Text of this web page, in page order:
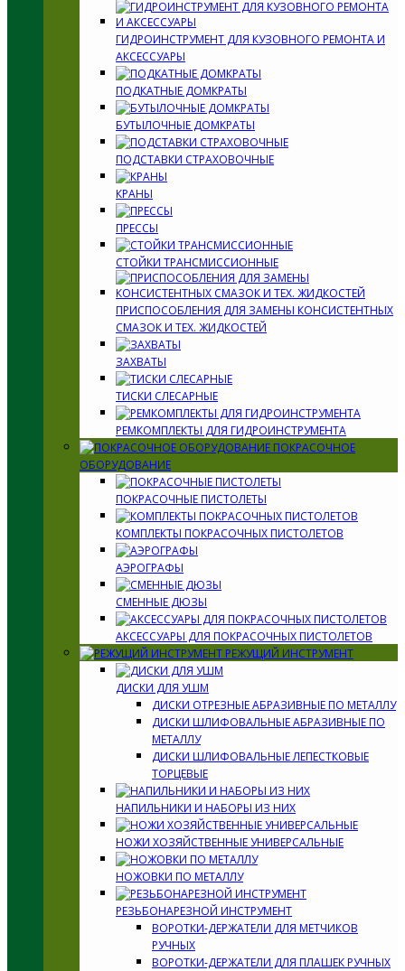
ГИДРОИНСТРУМЕНТ ДЛЯ КУЗОВНОГО РЕМОНТА И
АКСЕССУАРЫ
ПОДКАТНЫЕ ДОМКРАТЫ
БУТЫЛОЧНЫЕ ДОМКРАТЫ
ПОДСТАВКИ СТРАХОВОЧНЫЕ
КРАНЫ
ПРЕССЫ
СТОЙКИ ТРАНСМИССИОННЫЕ
ПРИСПОСОБЛЕНИЯ ДЛЯ ЗАМЕНЫ КОНСИСТЕНТНЫХ
СМАЗОК И ТЕХ. ЖИДКОСТЕЙ
ЗАХВАТЫ
ТИСКИ СЛЕСАРНЫЕ
РЕМКОМПЛЕКТЫ ДЛЯ ГИДРОИНСТРУМЕНТА
ПОКРАСОЧНОЕ
ОБОРУДОВАНИЕ
ПОКРАСОЧНЫЕ ПИСТОЛЕТЫ
КОМПЛЕКТЫ ПОКРАСОЧНЫХ ПИСТОЛЕТОВ
АЭРОГРАФЫ
СМЕННЫЕ ДЮЗЫ
АКСЕССУАРЫ ДЛЯ ПОКРАСОЧНЫХ ПИСТОЛЕТОВ
РЕЖУЩИЙ ИНСТРУМЕНТ
ДИСКИ ДЛЯ УШМ
ДИСКИ ОТРЕЗНЫЕ АБРАЗИВНЫЕ ПО МЕТАЛЛУ
ДИСКИ ШЛИФОВАЛЬНЫЕ АБРАЗИВНЫЕ ПО
МЕТАЛЛУ
ДИСКИ ШЛИФОВАЛЬНЫЕ ЛЕПЕСТКОВЫЕ
ТОРЦЕВЫЕ
НАПИЛЬНИКИ И НАБОРЫ ИЗ НИХ
НОЖИ ХОЗЯЙСТВЕННЫЕ УНИВЕРСАЛЬНЫЕ
НОЖОВКИ ПО МЕТАЛЛУ
РЕЗЬБОНАРЕЗНОЙ ИНСТРУМЕНТ
ВОРОТКИ-ДЕРЖАТЕЛИ ДЛЯ МЕТЧИКОВ
РУЧНЫХ
ВОРОТКИ-ДЕРЖАТЕЛИ ДЛЯ ПЛАШЕК РУЧНЫХ